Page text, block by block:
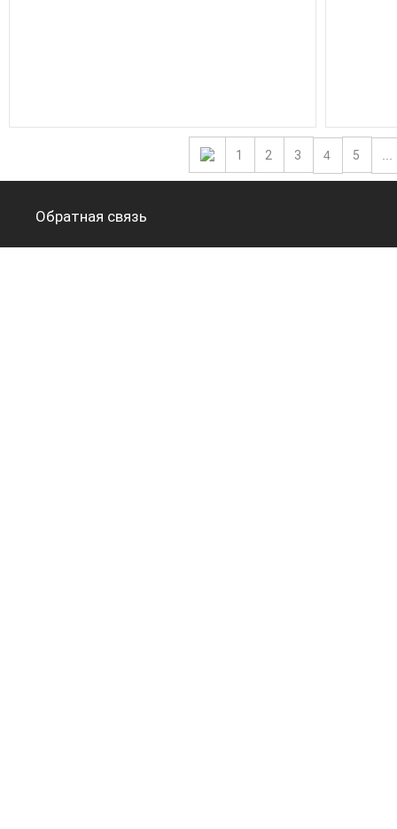
1 2 3 4 5
Обратная связь